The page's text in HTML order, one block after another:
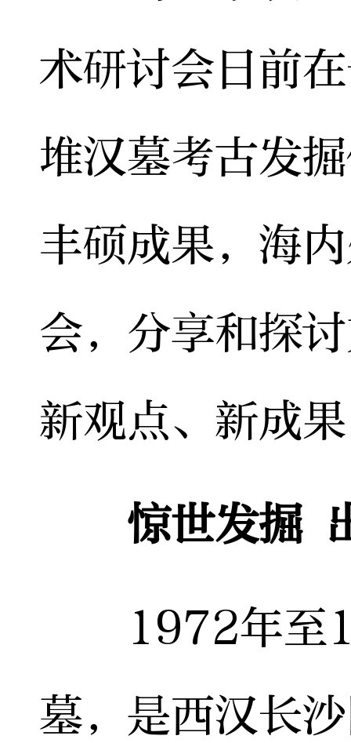
术研讨会日前
堆汉墓考古发
丰硕成果，海
会，分享和探
新观点、新成
惊世发掘
1972年至
墓，是西汉长